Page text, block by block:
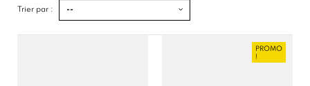
Trier par : --
PROMO
!